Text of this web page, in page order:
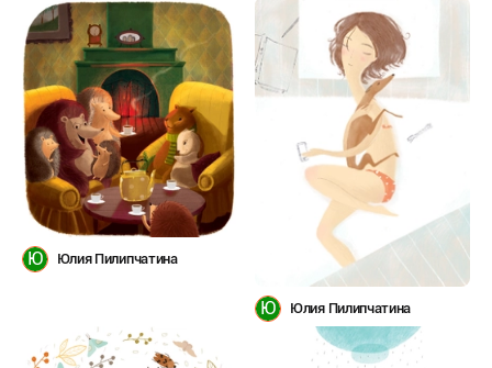
Ю Юлия Пилипчатина
Ю Юлия Пилипчатина